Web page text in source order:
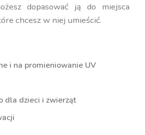
dopasować ją do miejsca
chcesz w niej umieścić.
i na promieniowanie UV
dla dzieci i zwierząt